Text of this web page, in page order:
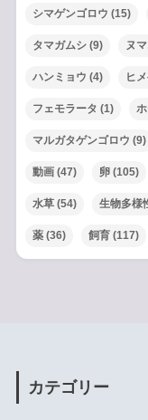
シマゲンゴロウ (15)
タマガムシ(9) ヌ
ハンミョウ (4) ヒ
フェモラータ (1)
マルガタゲンゴロウ (9)
動画(47) 卵(105)
水草(54) 生物多様
薬(36) 飼育(117)
カテゴリー